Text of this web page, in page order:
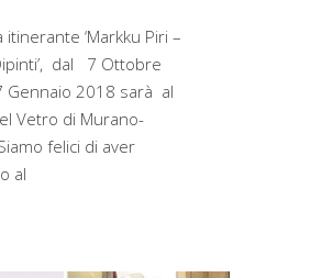
itinerante ‘Markku Piri –
dal 7 Ottobre
Gennaio 2018 sarà al
Vetro di Murano-
felici di aver
al